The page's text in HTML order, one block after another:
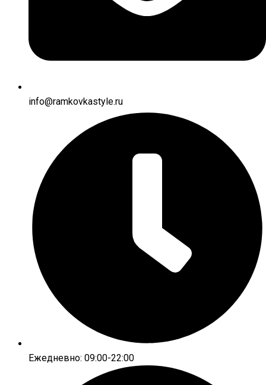
info@ramkovkastyle.ru
Ежедневно: 09:00-22:00